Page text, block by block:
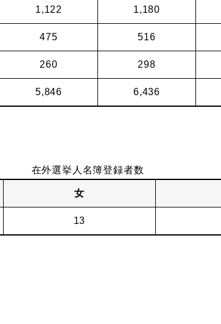
1,122 1,180
475 516
260 298
5,846 6,436
在外選挙人名簿登録者数
女
13